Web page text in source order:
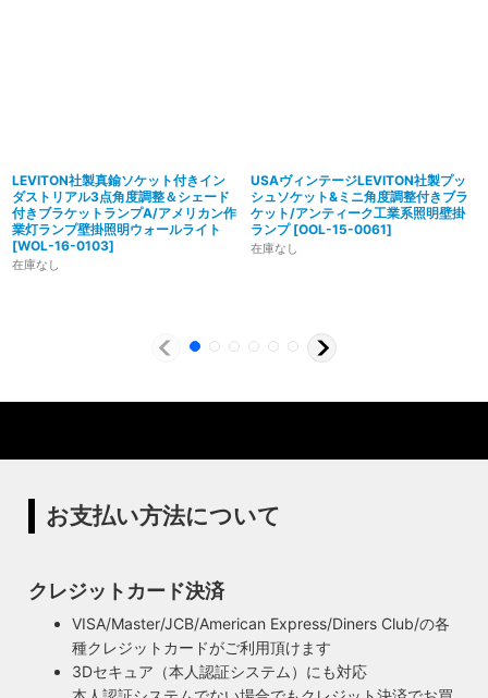
ハイロミドットコムでは、アンティーク照明のリメイクやオ
リジナル照明の製造、販売から納品、修理などのアフタフォ
ています。ハンドメイドによる小規模生産により、他にはな
います。
◆もっと詳しく見る
特殊な形状・100年変わらず愛され続けるソケ
縁体）が使われていることです。エジソンが電球を発明した
お愛され続けるソケットを使用しています。
LEVITON社製真鍮ソケット付きイン
ダストリアル3点角度調整＆シェード
付きブラケットランプA/アメリカン作
業灯ランプ壁掛照明ウォールライト
[WOL-16-0103]
在庫なし
USAヴィンテージLEVITON社製プッ
シュソケット&ミニ角度調整付きブラ
ケット/アンティーク工業系照明壁掛
ランプ [OOL-15-0061]
在庫なし
お支払い方法について
クレジットカード決済
VISA/Master/JCB/American Express/Diners Club/の各
種クレジットカードがご利用頂けます
3Dセキュア（本人認証システム）にも対応